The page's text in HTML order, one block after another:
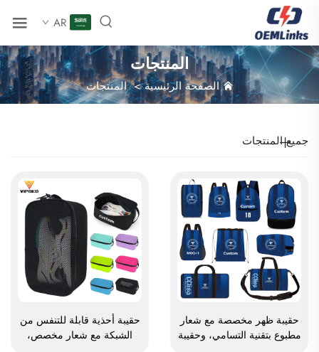
AR
المنتجات
الصفحة الرئيسية>المنتجات
جميع المنتجات
حقيبة ظهر مخصصة مع شعار
مطبوع بتقنية التسامي، وحقيبة
حقيبة أحذية قابلة للتنفس من
الشبكة مع شعار مخصص،